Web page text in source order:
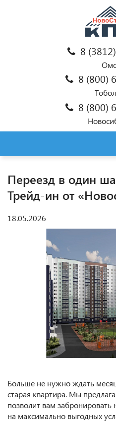
8
8 (800)
8 (800)
Переезд в один
Трейд-ин от
18.05.2026
Больше не нужно ждать
старая квартира. Мы
позволит вам
на максимально выгодных